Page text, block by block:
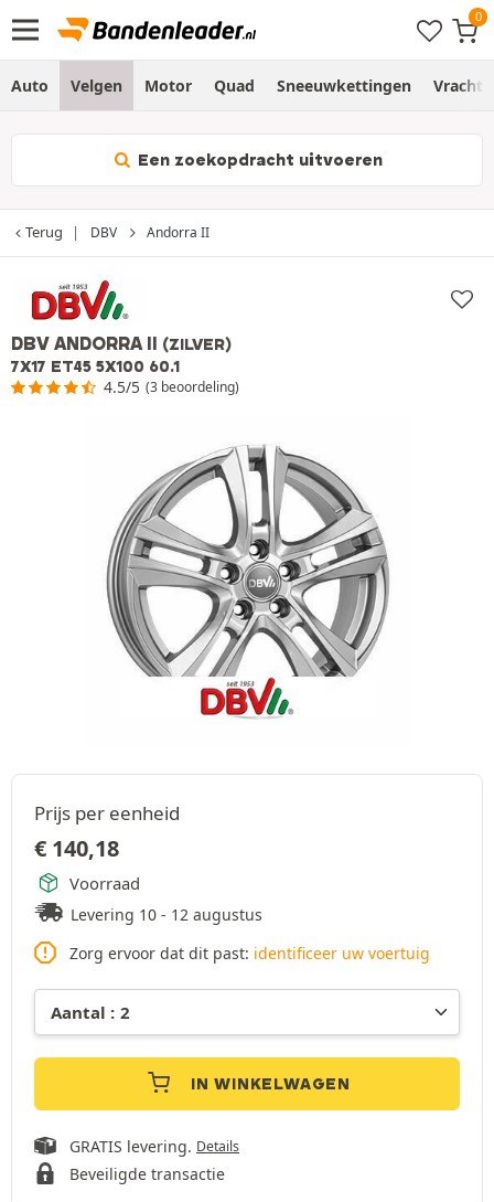
Auto Velgen Motor Quad Sneeuwkettingen
Een zoekopdracht uitvoeren
Terug DBV Andorra II
DBV ANDORRA II (ZILVER)
7X17 ET45 5X100 60.1
4.5/5 (3 beoordeling)
Prijs per eenheid
€ 140,18
Voorraad
Levering 10 - 12 augustus
Zorg ervoor dat dit past: identificeer uw voertuig
IN WINKELWAGEN
GRATIS levering. Details
Beveiligde transactie